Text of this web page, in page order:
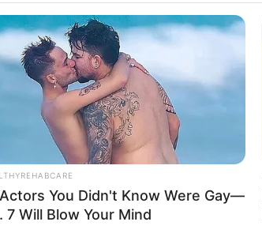
ahol kilenc hónapot töltött, ez idő alatt
most mégis meglepő hírek
majdnem a halálba itta magát
You Didn't Know Were Gay—
7 Will Blow Your Mind